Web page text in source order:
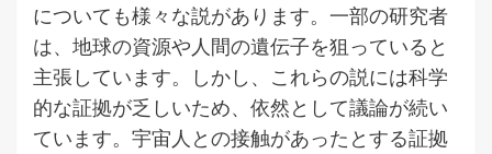
についても様々な説があります。一部の研究者
は、地球の資源や人間の遺伝子を狙っていると
主張しています。しかし、これらの説には科学
的な証拠が乏しいため、依然として議論が続い
ています。宇宙人との接触があったとする証拠